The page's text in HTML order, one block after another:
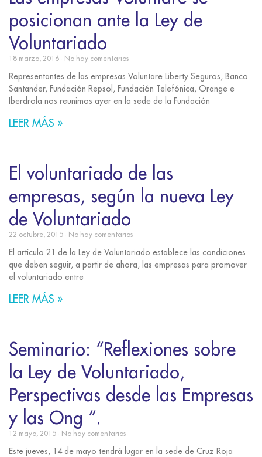
posicionan ante la Ley de
Voluntariado
18 marzo, 2016 No hay comentarios
Representantes de las empresas Voluntare Liberty Seguros, Banco
Santander, Fundación Repsol, Fundación Telefónica, Orange e
Iberdrola nos reunimos ayer en la sede de la Fundación
LEER MÁS »
El voluntariado de las
empresas, según la nueva Ley
de Voluntariado
22 octubre, 2015 No hay comentarios
El artículo 21 de la Ley de Voluntariado establece las condiciones
que deben seguir, a partir de ahora, las empresas para promover
el voluntariado entre
LEER MÁS »
Seminario: “Reflexiones sobre
la Ley de Voluntariado,
Perspectivas desde las Empresas
y las Ong “.
12 mayo, 2015 No hay comentarios
Este jueves, 14 de mayo tendrá lugar en la sede de Cruz Roja